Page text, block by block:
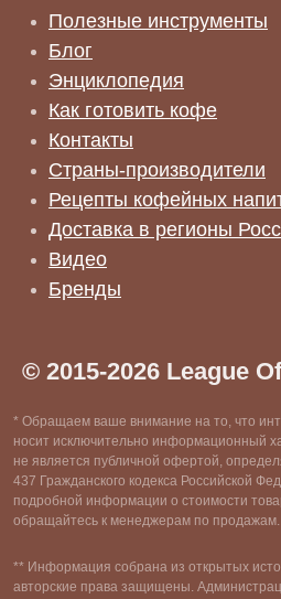
Полезные инструменты
Блог
Энциклопедия
Как готовить кофе
Контакты
Страны-производители
Рецепты кофейных
Доставка в регионы
Видео
Бренды
© 2015-2026 League
* Обращаем ваше внимание на то, что
носит исключительно информационный
не является публичной офертой,
437 Гражданского кодекса Российской
подробной информации о стоимости
обращайтесь к менеджерам по продажам.
** Информация собрана из открытых
авторские права защищены.